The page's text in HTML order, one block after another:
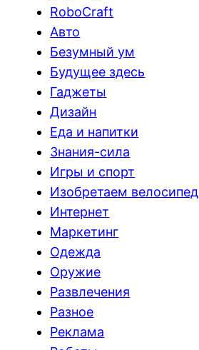
RoboCraft
Авто
Безумный ум
Будущее здесь
Гаджеты
Дизайн
Еда и напитки
Знания-сила
Игры и спорт
Изобретаем велосипед
Интернет
Маркетинг
Одежда
Оружие
Развлечения
Разное
Реклама